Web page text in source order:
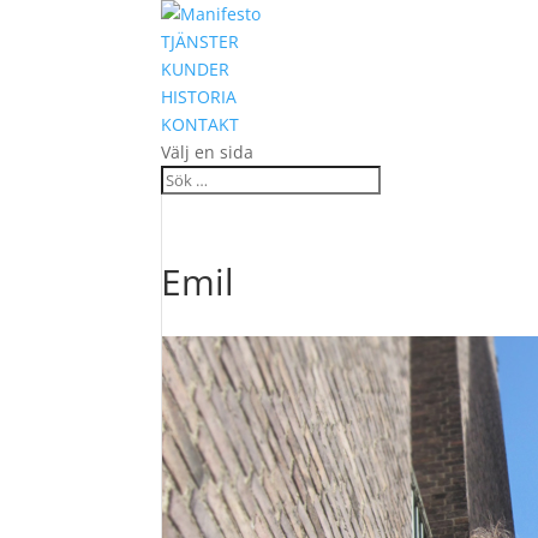
TJÄNSTER
KUNDER
HISTORIA
KONTAKT
Välj en sida
Emil